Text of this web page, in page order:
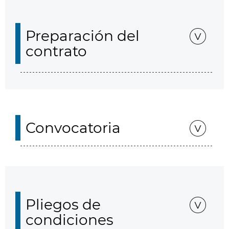
Preparación del
contrato
Convocatoria
Pliegos de
condiciones